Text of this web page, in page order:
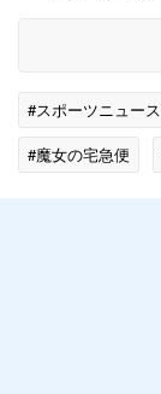
#スポーツニュース
#魔女の宅急便